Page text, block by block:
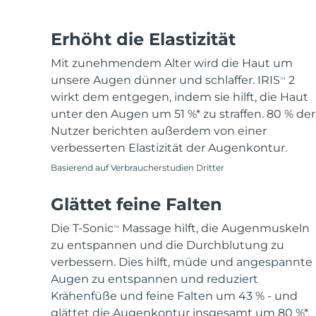
Erhöht die Elastizität
Mit zunehmendem Alter wird die Haut um
unsere Augen dünner und schlaffer. IRISTM
2
wirkt dem entgegen, indem sie hilft, die Haut
unter den Augen um 51 %* zu straffen. 80 % der
Nutzer berichten außerdem von einer
verbesserten Elastizität der Augenkontur.
Basierend auf Verbraucherstudien Dritter
Glättet feine Falten
Die T-SonicTM
Massage hilft, die Augenmuskeln
zu entspannen und die Durchblutung zu
verbessern. Dies hilft, müde und angespannte
Augen zu entspannen und reduziert
Krähenfüße und feine Falten um 43 % - und
glättet die Augenkontur insgesamt um 80 %*.
FAQ™ Produkte
All anti-aging treatments
FAQ™ Produkte
All LED treatments
All hair treatments
All FAQ™ skincare
FAQ™ products
All toning treatments
PEACH™ 2 Pro Max
Professional IPL hair removal device
PEACH™ 2
IPL hair removal
PEACH™ Cooling Prep Gel
Cooling IPL hair removal gel
BEAR™ 2 body
Microcurrent body toning
LUNA™ 4 body
Massaging body brush
Akne-Behandlung
ESPADA™ 2 plus
Recurring acne LED therapy
ESPADA™ 2
ESPADA™ Blemish Solution
Concentrated acne gel
ESPADA™-Geräte
Augenpflege
BEAR™ 2 eyes & lips
Microcurrent line smoothing device
IRIS™ 2
Hautpflege für die Augen
Advanced eye care treatment
Augenpflegegeräte
Pflege für Poren
Diamond microdermabrasion .
KIWI™
Blackhead remover
Haarpflege
2-in-1 LED scalp massager
FLIP™ play advanced
LED light hairbrush
LUNA™ Dual-Peptide Scalp
Zahnaufhellung
NEW
issa™ Teeth Whitening Set
Dual LED + sonic device & 18% PAP gel
MEHR